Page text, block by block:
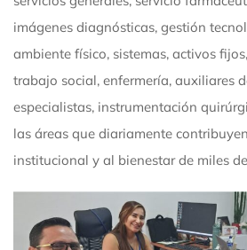
imágenes diagnósticas, gestión
ambiente físico, sistemas, activos
trabajo social, enfermería, auxiliares
especialistas, instrumentación
las áreas que diariamente
institucional y al bienestar de miles